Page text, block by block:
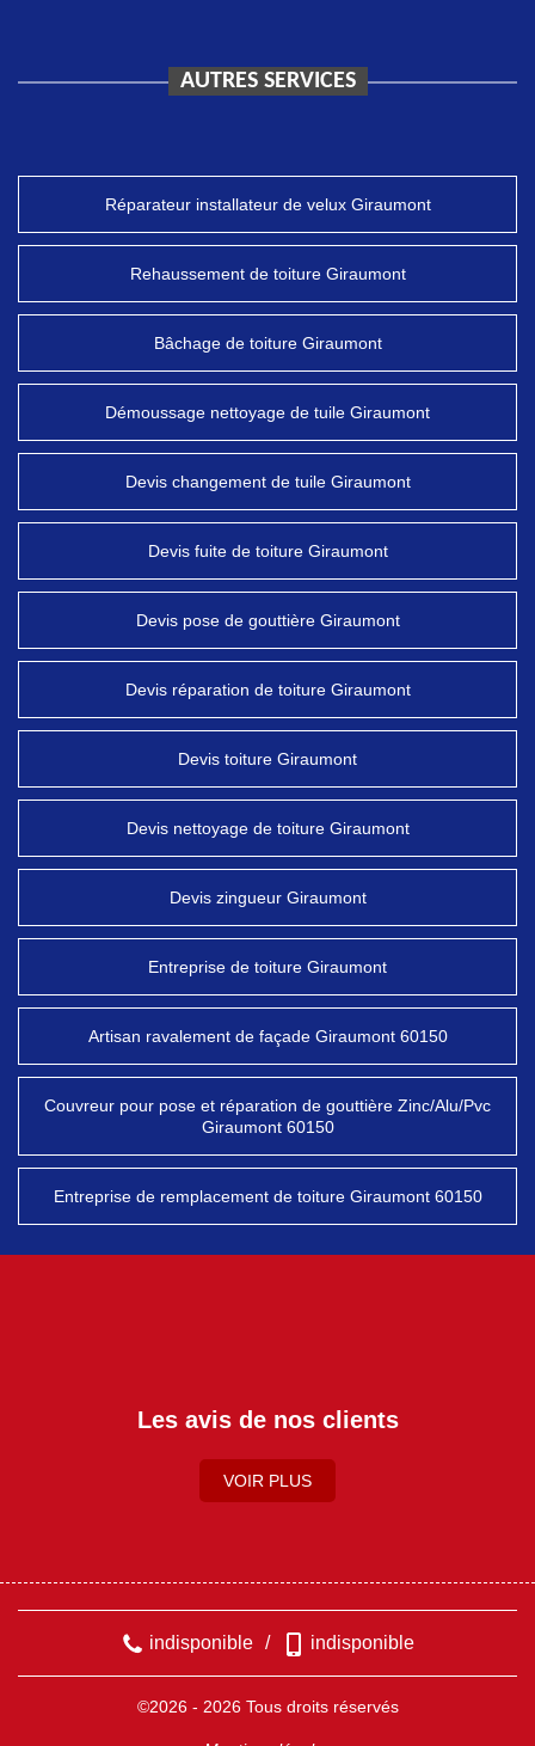
AUTRES SERVICES
Réparateur installateur de velux Giraumont
Rehaussement de toiture Giraumont
Bâchage de toiture Giraumont
Démoussage nettoyage de tuile Giraumont
Devis changement de tuile Giraumont
Devis fuite de toiture Giraumont
Devis pose de gouttière Giraumont
Devis réparation de toiture Giraumont
Devis toiture Giraumont
Devis nettoyage de toiture Giraumont
Devis zingueur Giraumont
Entreprise de toiture Giraumont
Artisan ravalement de façade Giraumont 60150
Couvreur pour pose et réparation de gouttière Zinc/Alu/Pvc
Giraumont 60150
Entreprise de remplacement de toiture Giraumont 60150
Les avis de nos clients
VOIR PLUS
indisponible / indisponible
©2026 - 2026 Tous droits réservés